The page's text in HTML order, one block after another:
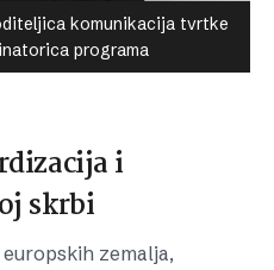
komunikacija tvrtke
programa
i
skrbi
zemalja,